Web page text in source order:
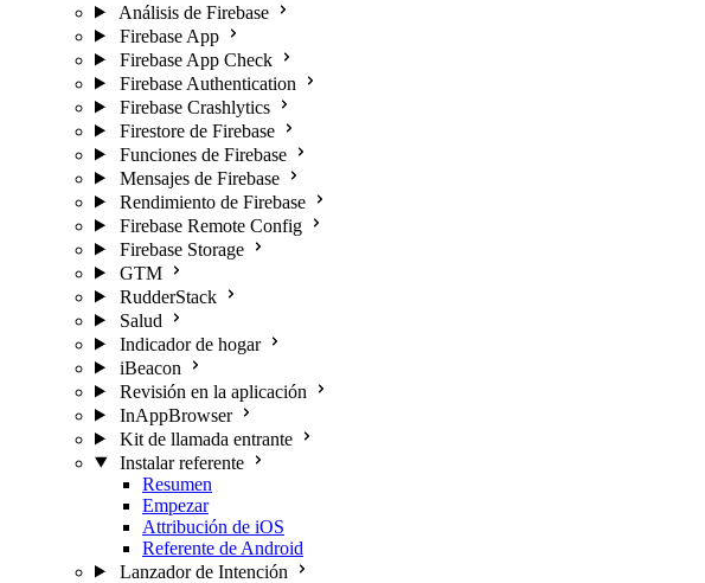
Análisis de Firebase
Firebase App
Firebase App Check
Firebase Authentication
Firebase Crashlytics
Firestore de Firebase
Funciones de Firebase
Mensajes de Firebase
Rendimiento de Firebase
Firebase Remote Config
Firebase Storage
GTM
RudderStack
Salud
Indicador de hogar
iBeacon
Revisión en la aplicación
InAppBrowser
Kit de llamada entrante
Instalar referente
Resumen
Empezar
Attribución de iOS
Referente de Android
Lanzador de Intención